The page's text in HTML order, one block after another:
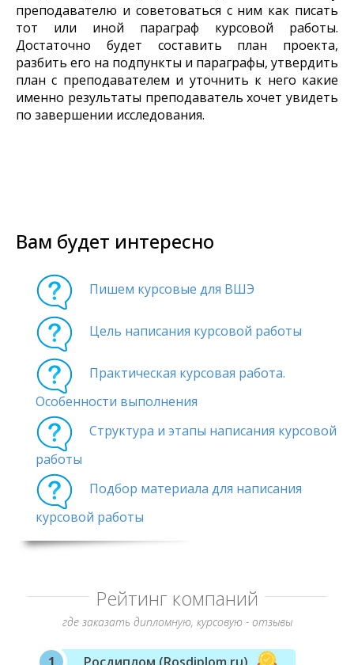
преподавателю и советоваться с ним как писать
тот или иной параграф курсовой работы.
Достаточно будет составить план проекта,
разбить его на подпункты и параграфы, утвердить
план с преподавателем и уточнить к него какие
именно результаты преподаватель хочет увидеть
по завершении исследования.
Вам будет интересно
Пишем курсовые для ВШЭ
Цель написания курсовой работы
Практическая курсовая работа.
Особенности выполнения
Структура и этапы написания курсовой
работы
Подбор материала для написания
курсовой работы
Рейтинг компаний
где заказать дипломную, курсовую - отзывы